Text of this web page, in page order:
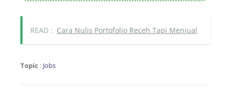
READ : Cara Nulis Portofolio Receh Tapi Menjual
Topic : Jobs